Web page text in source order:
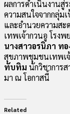
ผลการดำเนินงานสู่
ความสนใจจากกลุ่ม
และอำนวยความสะ
เทพเจ้ากวนอู โรง
นางสาวอรนิภา ทอ
สุขภาพชุมชนเทพเ
ทับทิม นักวิชาการ
มา ณ โอกาสนี้
Related